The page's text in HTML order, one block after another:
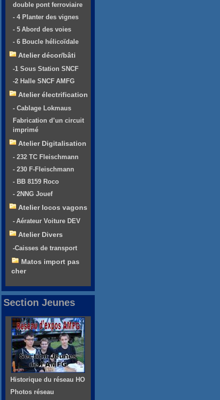
double pont ferroviaire
- 4 Planter des vignes
- 5 Abord des voies
- 6 Boucle hélicoïdale
Atelier décor/bâti
-1 Sous Station SNCF
-2 Halle SNCF AMFG
Atelier électrification
- Cablage Lokmaus
Fabrication d’un circuit
imprimé
Atelier Digitalisation
- 232 TC Fleischmann
- 230 F-Fleischmann
- BB 8159 Roco
- 2NNG Jouef
Atelier locos vagons
- Aérateur Voiture DEV
Atelier Divers
-Caisses de transport
Matos import pas
cher
Section Jeunes
Historique du réseau HO
Photos réseau